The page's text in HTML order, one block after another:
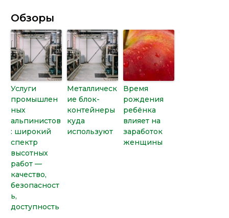
Обзоры
Услуги
промышлен
ных
альпинистов
: широкий
спектр
высотных
работ —
качество,
безопасност
ь,
доступность
Металлическ
ие блок-
контейнеры
куда
используют
Время
рождения
ребёнка
влияет на
заработок
женщины